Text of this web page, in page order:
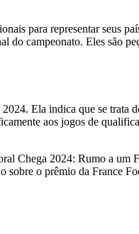
para representar seus
campeonato. Eles são
Ela indica que se trata
aos jogos de
Chega 2024: Rumo a um
sobre o prêmio da France